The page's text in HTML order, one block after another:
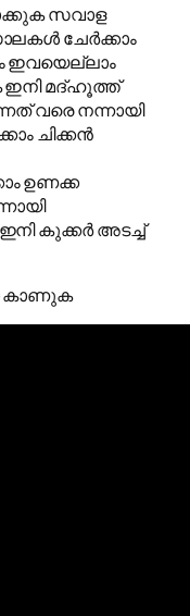
സവാള
ചേർക്കാം
ഇവയെല്ലാം
ഇനി മദ്ഹൂത്ത്
വരെ നന്നായി
ചിക്കൻ
ഉണക്ക
കുക്കർ അടച്ച്
കാണുക